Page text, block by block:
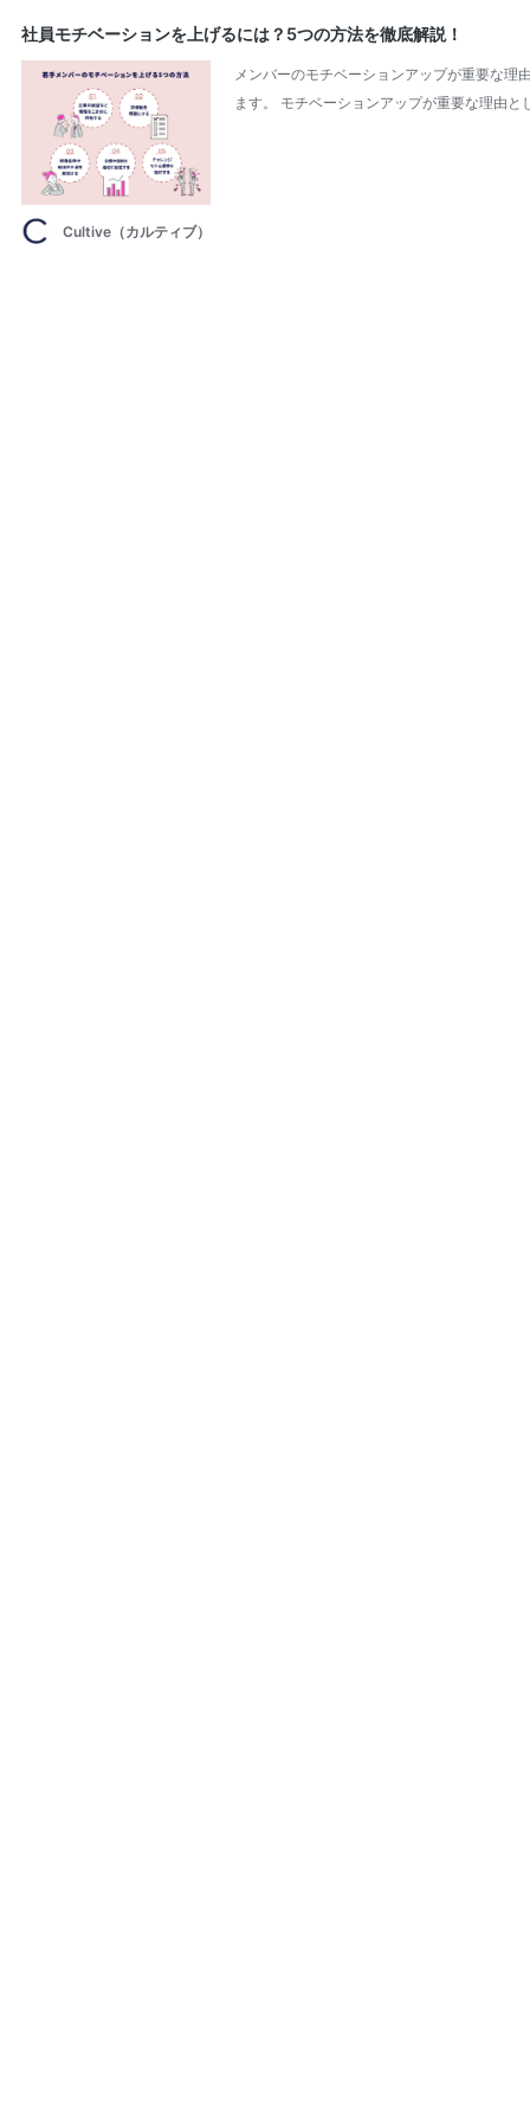
社員モチベーションを上げるには？5つの方法を徹底解説！
メンバーのモチベーションアップが重要な理
ます。 モチベーションアップが重要な理由
Cultive（カルティブ）